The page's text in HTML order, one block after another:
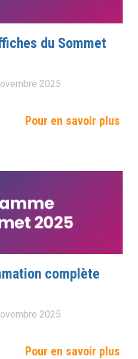
du Sommet
2025
Pour en savoir plus
complète
2025
Pour en savoir plus